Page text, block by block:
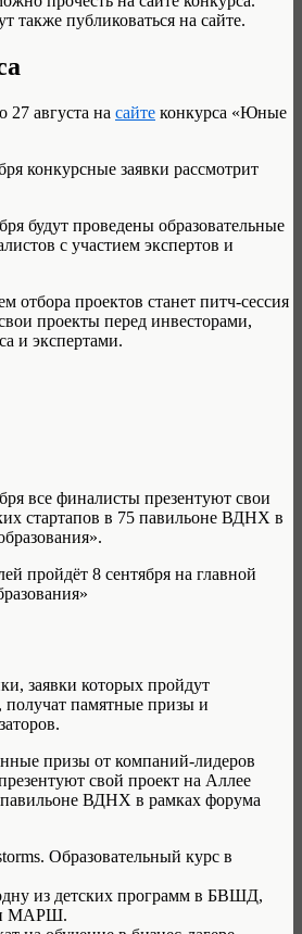
также публиковаться на сайте.
27 августа на сайте конкурса «Юные
конкурсные заявки рассмотрит
будут проведены образовательные
с участием экспертов и
отбора проектов станет питч-сессия
проекты перед инвесторами,
и экспертами.
все финалисты презентуют свои
стартапов в 75 павильоне ВДНХ в
пройдёт 8 сентября на главной
заявки которых пройдут
памятные призы и
призы от компаний-лидеров
свой проект на Аллее
павильоне ВДНХ в рамках форума
Образовательный курс в
из детских программ в БВШД,
МАРШ.